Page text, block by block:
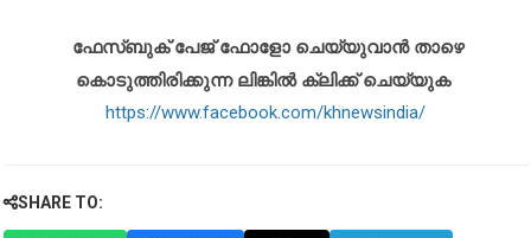
ഫേസ്ബുക് പേജ് ഫോളോ ചെയ്യുവാൻ താഴെ
കൊടുത്തിരിക്കുന്ന ലിങ്കിൽ ക്ലിക്ക് ചെയ്യുക
https://www.facebook.com/khnewsindia/
SHARE TO: